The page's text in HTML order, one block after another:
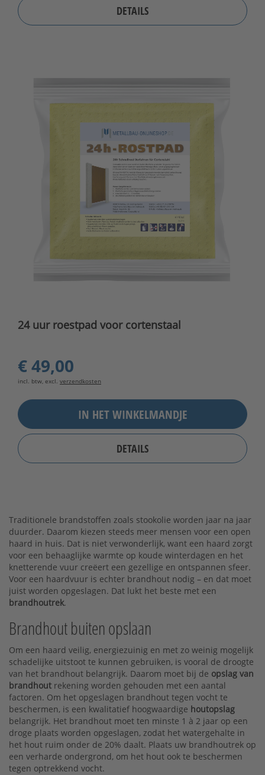
DETAILS
24 uur roestpad voor cortenstaal
€ 49,00
incl. btw, excl. verzendkosten
IN HET WINKELMANDJE
DETAILS
Traditionele brandstoffen zoals stookolie worden jaar na jaar
duurder. Daarom kiezen steeds meer mensen voor een open
haard in huis. Dat is niet verwonderlijk, want een haard zorgt
voor een behaaglijke warmte op koude winterdagen en het
knetterende vuur creëert een gezellige en ontspannen sfeer.
Voor een haardvuur is echter brandhout nodig – en dat moet
juist worden opgeslagen. Dat lukt het beste met een
brandhoutrek.
Brandhout buiten opslaan
Om een haard veilig, energiezuinig en met zo weinig mogelijk
schadelijke uitstoot te kunnen gebruiken, is vooral de droogte
van het brandhout belangrijk. Daarom moet bij de opslag van
brandhout rekening worden gehouden met een aantal
factoren. Om het opgeslagen brandhout tegen vocht te
beschermen, is een kwalitatief hoogwaardige houtopslag
belangrijk. Het brandhout moet ten minste 1 à 2 jaar op een
droge plaats worden opgeslagen, zodat het watergehalte in
het hout ruim onder de 20% daalt. Plaats uw brandhoutrek op
een verharde ondergrond, om het hout ook te beschermen
tegen optrekkend vocht.